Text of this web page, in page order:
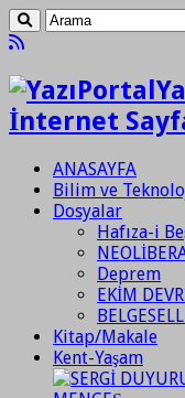
İnternet
ANASAYFA
Bilim ve
Dosyalar
Hafıza-i
Deprem
EKİM
Kitap/Makale
Kent-Yaşam